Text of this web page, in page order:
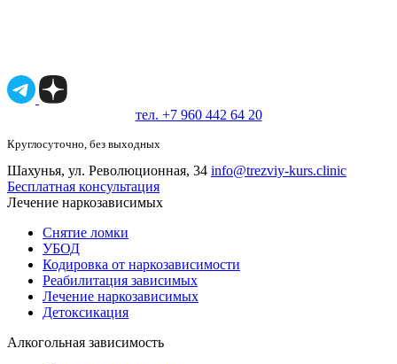
тел. +7 960 442 64 20
Круглосуточно, без выходных
Шахунья, ул. Революционная, 34 info@trezviy-kurs.clinic
Бесплатная консультация
Лечение наркозависимых
Снятие ломки
УБОД
Кодировка от наркозависимости
Реабилитация зависимых
Лечение наркозависимых
Детоксикация
Алкогольная зависимость